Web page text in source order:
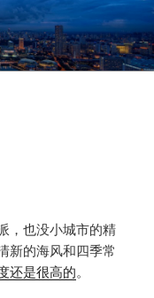
，也没小城市的精
新的海风和四季常
还是很高的。